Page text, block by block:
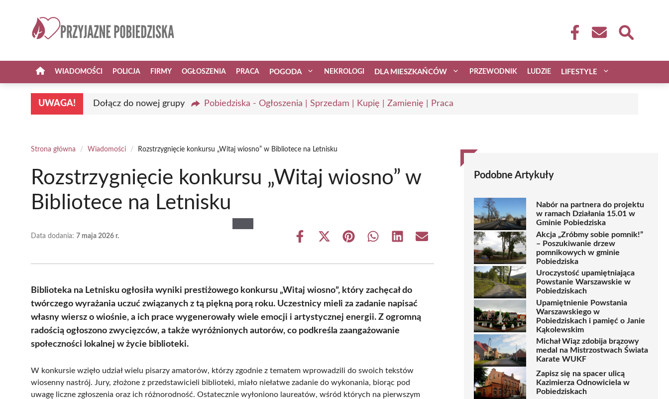
WIADOMOŚCI POLICJA FIRMY OGŁOSZENIA PRACA POGODA NEKROLOGI DLA MIESZKAŃCÓW PRZEWODNIK LUDZIE LIFESTYLE
UWAGA! Dołącz do nowej grupy Pobiedziska - Ogłoszenia | Sprzedam | Kupię | Zamienię | Praca
Strona główna / Wiadomości / Rozstrzygnięcie konkursu „Witaj wiosno” w Bibliotece na Letnisku
Rozstrzygnięcie konkursu „Witaj wiosno” w
Bibliotece na Letnisku
Data dodania: 7 maja 2026 r.
Share
Share
(Twitter)
Share Share Share Share
Biblioteka na Letnisku ogłosiła wyniki prestiżowego konkursu „Witaj wiosno”, który zachęcał do
twórczego wyrażania uczuć związanych z tą piękną porą roku. Uczestnicy mieli za zadanie napisać
własny wiersz o wiośnie, a ich prace wygenerowały wiele emocji i artystycznej energii. Z ogromną
radością ogłoszono zwycięzców, a także wyróżnionych autorów, co podkreśla zaangażowanie
społeczności lokalnej w życie biblioteki.
W konkursie wzięło udział wielu pisarzy amatorów, którzy zgodnie z tematem wprowadzili do swoich tekstów
wiosenny nastrój. Jury, złożone z przedstawicieli biblioteki, miało niełatwe zadanie do wykonania, biorąc pod
uwagę liczne zgłoszenia oraz ich różnorodność. Ostatecznie wyłoniono laureatów, wśród których na pierwszym
Podobne Artykuły
Nabór na partnera do projektu
w ramach Działania 15.01 w
Gminie Pobiedziska
Akcja „Zróbmy sobie pomnik!”
– Poszukiwanie drzew
pomnikowych w gminie
Pobiedziska
Uroczystość upamiętniająca
Powstanie Warszawskie w
Pobiedziskach
Upamiętnienie Powstania
Warszawskiego w
Pobiedziskach i pamięć o Janie
Kąkolewskim
Michał Wiąz zdobija brązowy
medal na Mistrzostwach Świata
Karate WUKF
Zapisz się na spacer ulicą
Kazimierza Odnowiciela w
Pobiedziskach